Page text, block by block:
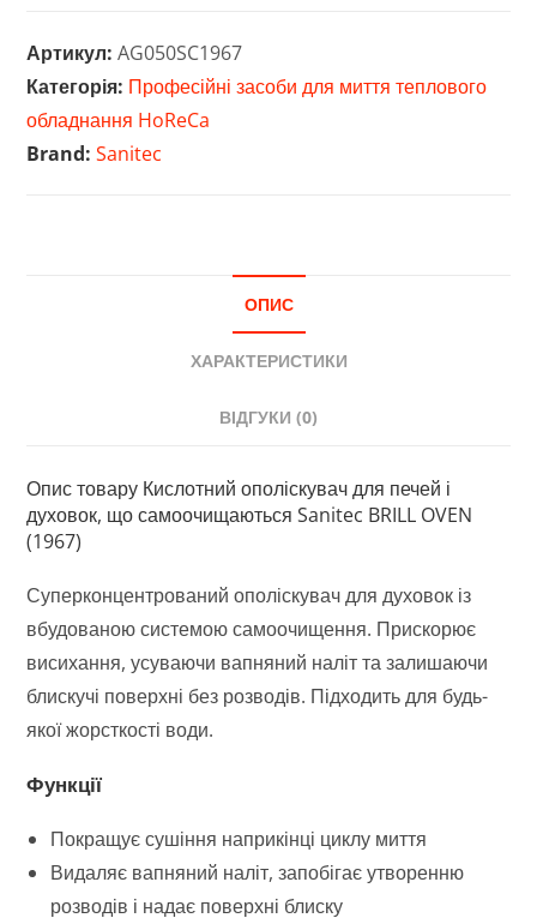
духовок,
що
самоочищаються
Артикул:AG050SC1967
Категорія: Професійні засоби для миття теплового
обладнання HoReCa
Brand: Sanitec
ОПИС
ХАРАКТЕРИСТИКИ
ВІДГУКИ (0)
Опис товару Кислотний ополіскувач для печей і
духовок, що самоочищаються Sanitec BRILL OVEN
(1967)
Суперконцентрований ополіскувач для духовок із
вбудованою системою самоочищення. Прискорює
висихання, усуваючи вапняний наліт та залишаючи
блискучі поверхні без розводів. Підходить для будь-
якої жорсткості води.
Функції
Покращує сушіння наприкінці циклу миття
Видаляє вапняний наліт, запобігає утворенню
розводів і надає поверхні блиску